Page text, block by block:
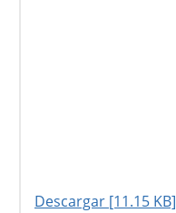
Descargar [11.15 KB]